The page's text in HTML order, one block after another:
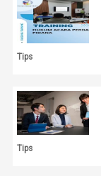
Tips
Tips